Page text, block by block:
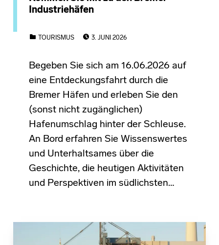
Industriehäfen
TOURISMUS
3. JUNI 2026
Begeben Sie sich am 16.06.2026 auf
eine Entdeckungsfahrt durch die
Bremer Häfen und erleben Sie den
(sonst nicht zugänglichen)
Hafenumschlag hinter der Schleuse.
An Bord erfahren Sie Wissenswertes
und Unterhaltsames über die
Geschichte, die heutigen Aktivitäten
und Perspektiven im südlichsten…